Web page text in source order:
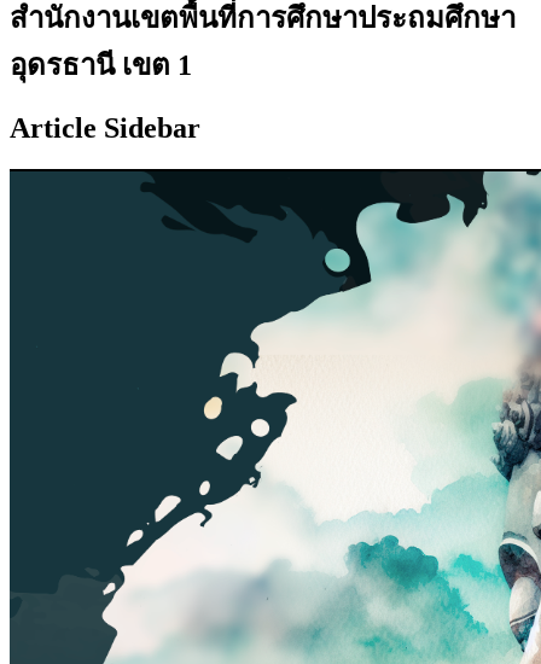
สำนักงานเขตพื้นที่การศึกษาประถมศึกษา
อุดรธานี เขต 1
Article Sidebar